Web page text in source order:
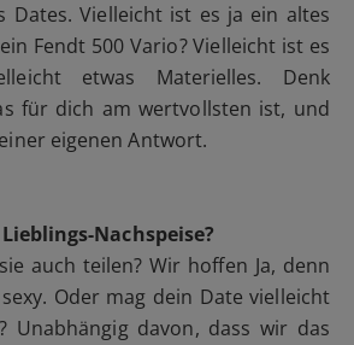
Dates. Vielleicht ist es ja ein altes
Fendt 500 Vario? Vielleicht ist es
etwas Materielles. Denk
für dich am wertvollsten ist, und
eigenen Antwort.
Nachspeise?
auch teilen? Wir hoffen Ja, denn
Oder mag dein Date vielleicht
Unabhängig davon, dass wir das